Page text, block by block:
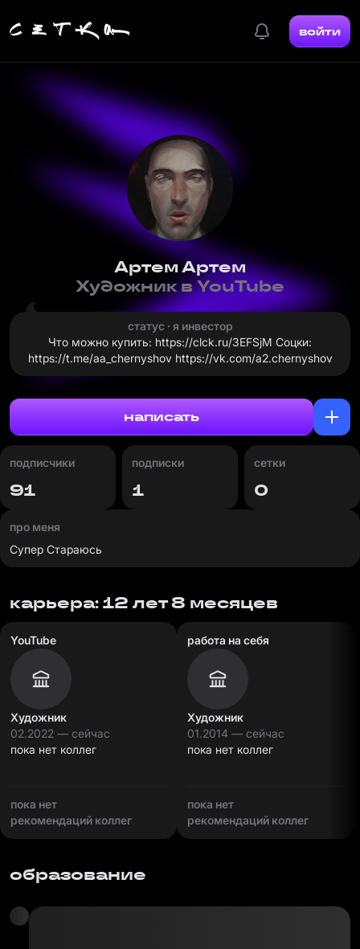
войти
Артем Артем
Художник в YouTube
статус · я инвестор
Что можно купить: https://clck.ru/3EFSjM Соцки:
https://t.me/aa_chernyshov https://vk.com/a2.chernyshov
написать
подписчики
91
подписки
1
сетки
0
про меня
Супер Стараюсь
карьера: 12 лет 8 месяцев
YouTube
Художник
02.2022 — сейчас
пока нет коллег
пока нет
рекомендаций коллег
работа на себя
Художник
01.2014 — сейчас
пока нет коллег
пока нет
рекомендаций коллег
образование